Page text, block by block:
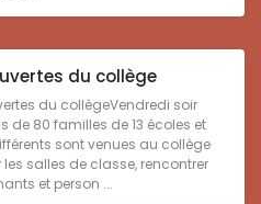
du collège
du collègeVendredi soir
de 80 familles de 13 écoles et
sont venues au collège
les salles de classe, rencontrer
et person ...